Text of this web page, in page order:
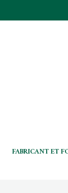
FABRICANT ET